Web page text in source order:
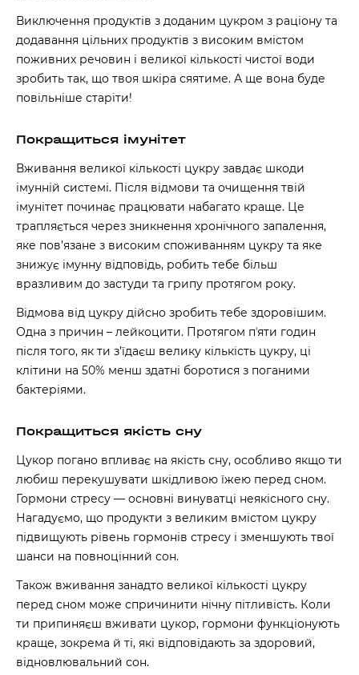
Виключення продуктів з доданим цукром з раціону та
додавання цільних продуктів з високим вмістом
поживних речовин і великої кількості чистої води
зробить так, що твоя шкіра сяятиме. А ще вона буде
повільніше старіти!
Покращиться імунітет
Вживання великої кількості цукру завдає шкоди
імунній системі. Після відмови та очищення твій
імунітет починає працювати набагато краще. Це
трапляється через зникнення хронічного запалення,
яке пов’язане з високим споживанням цукру та яке
знижує імунну відповідь, робить тебе більш
вразливим до застуди та грипу протягом року.
Відмова від цукру дійсно зробить тебе здоровішим.
Одна з причин – лейкоцити. Протягом пʼяти годин
після того, як ти з’їдаєш велику кількість цукру, ці
клітини на 50% менш здатні боротися з поганими
бактеріями.
Покращиться якість сну
Цукор погано впливає на якість сну, особливо якщо ти
любиш перекушувати шкідливою їжею перед сном.
Гормони стресу — основні винуватці неякісного сну.
Нагадуємо, що продукти з великим вмістом цукру
підвищують рівень гормонів стресу і зменшують твої
шанси на повноцінний сон.
Також вживання занадто великої кількості цукру
перед сном може спричинити нічну пітливість. Коли
ти припиняєш вживати цукор, гормони функціонують
краще, зокрема й ті, які відповідають за здоровий,
відновлювальний сон.